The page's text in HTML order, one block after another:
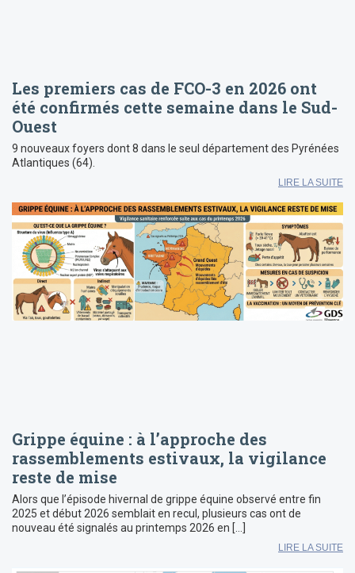
Les premiers cas de FCO-3 en 2026 ont
été confirmés cette semaine dans le Sud-
Ouest
9 nouveaux foyers dont 8 dans le seul département des Pyrénées
Atlantiques (64).
LIRE LA SUITE
Grippe équine : à l’approche des
rassemblements estivaux, la vigilance
reste de mise
Alors que l’épisode hivernal de grippe équine observé entre fin
2025 et début 2026 semblait en recul, plusieurs cas ont de
nouveau été signalés au printemps 2026 en […]
LIRE LA SUITE